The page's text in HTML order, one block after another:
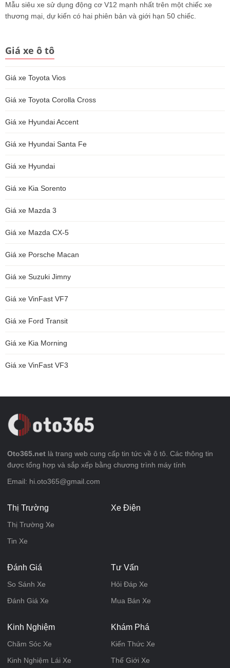
Mẫu siêu xe sử dụng động cơ V12 mạnh nhất trên một chiếc xe
thương mại, dự kiến có hai phiên bản và giới hạn 50 chiếc.
Giá xe ô tô
Giá xe Toyota Vios
Giá xe Toyota Corolla Cross
Giá xe Hyundai Accent
Giá xe Hyundai Santa Fe
Giá xe Hyundai
Giá xe Kia Sorento
Giá xe Mazda 3
Giá xe Mazda CX-5
Giá xe Porsche Macan
Giá xe Suzuki Jimny
Giá xe VinFast VF7
Giá xe Ford Transit
Giá xe Kia Morning
Giá xe VinFast VF3
Oto365.net là trang web cung cấp tin tức về ô tô. Các thông tin
được tổng hợp và sắp xếp bằng chương trình máy tính
Email: hi.oto365@gmail.com
Thị Trường
Thị Trường Xe
Tin Xe
Xe Điện
Đánh Giá
So Sánh Xe
Đánh Giá Xe
Tư Vấn
Hỏi Đáp Xe
Mua Bán Xe
Kinh Nghiệm
Chăm Sóc Xe
Kinh Nghiệm Lái Xe
Khám Phá
Kiến Thức Xe
Thế Giới Xe